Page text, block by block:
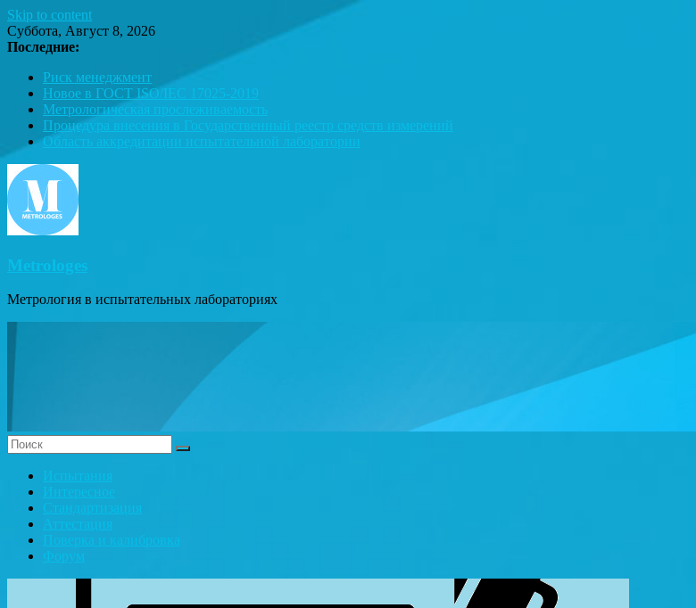
Skip to content
Суббота, Август 8, 2026
Последние:
Риск менеджмент
Новое в ГОСТ ISO/IEC 17025-2019
Метрологическая прослеживаемость
Процедура внесения в Государственный реестр средств измерений
Область аккредитации испытательной лаборатории
Metrologes
Метрология в испытательных лабораториях
Испытания
Интересное
Стандартизация
Аттестация
Поверка и калибровка
Форум